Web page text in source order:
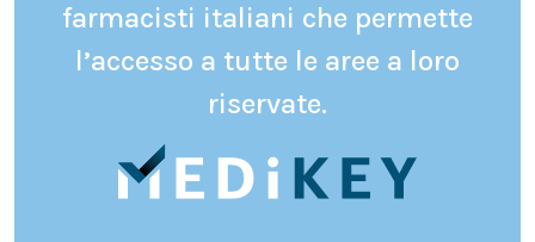
farmacisti italiani che permette
l’accesso a tutte le aree a loro
riservate.